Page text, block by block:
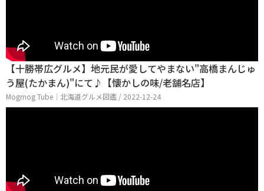
【十勝帯広グルメ】地元民が愛してやまない"高橋まんじゅ
う屋(たかまん)"にて♪【懐かしの味/老舗名店】
Mogmog Tube┊北海道グルメ図鑑 / 2022-12-24